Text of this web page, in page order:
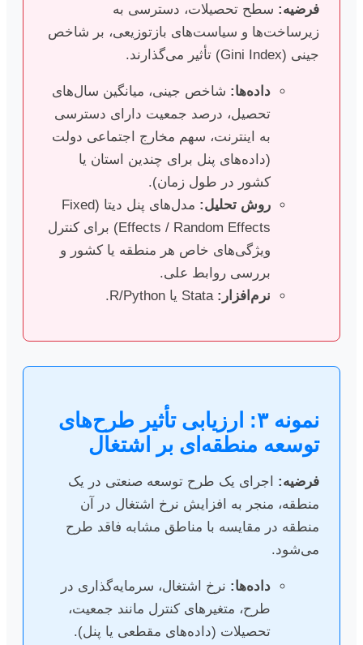
فرضیه:سطح تحصیلات، دسترسی به
زیرساخت‌ها و سیاست‌های بازتوزیعی، بر شاخص
جینی (Gini Index) تأثیر می‌گذارند.
داده‌ها:شاخص جینی، میانگین سال‌های
تحصیل، درصد جمعیت دارای دسترسی
به اینترنت، سهم مخارج اجتماعی دولت
(داده‌های پنل برای چندین استان یا
کشور در طول زمان).
روش تحلیل:
مدل‌های پنل دیتا (Fixed
Effects / Random Effects) برای کنترل
ویژگی‌های خاص هر منطقه یا کشور و
بررسی روابط علی.
نرم‌افزار: Stata یا R/Python.
نمونه ۳: ارزیابی تأثیر طرح‌های
توسعه منطقه‌ای بر اشتغال
فرضیه:اجرای یک طرح توسعه صنعتی در یک
منطقه، منجر به افزایش نرخ اشتغال در آن
منطقه در مقایسه با مناطق مشابه فاقد طرح
می‌شود.
داده‌ها:نرخ اشتغال، سرمایه‌گذاری در
طرح، متغیرهای کنترل مانند جمعیت،
تحصیلات (داده‌های مقطعی یا پنل).